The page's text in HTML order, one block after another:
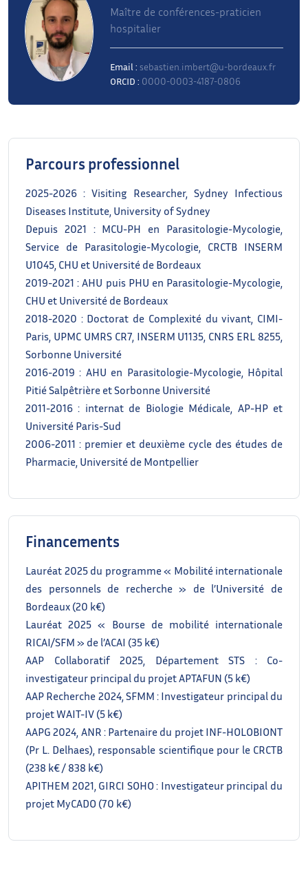
Maître de conférences-praticien
hospitalier
Email : sebastien.imbert@u-bordeaux.fr
ORCID : 0000-0003-4187-0806
Parcours professionnel
2025-2026 : Visiting Researcher, Sydney Infectious
Diseases Institute, University of Sydney
Depuis 2021 : MCU-PH en Parasitologie-Mycologie,
Service de Parasitologie-Mycologie, CRCTB INSERM
U1045, CHU et Université de Bordeaux
2019-2021 : AHU puis PHU en Parasitologie-Mycologie,
CHU et Université de Bordeaux
2018-2020 : Doctorat de Complexité du vivant, CIMI-
Paris, UPMC UMRS CR7, INSERM U1135, CNRS ERL 8255,
Sorbonne Université
2016-2019 : AHU en Parasitologie-Mycologie, Hôpital
Pitié Salpêtrière et Sorbonne Université
2011-2016 : internat de Biologie Médicale, AP-HP et
Université Paris-Sud
2006-2011 : premier et deuxième cycle des études de
Pharmacie, Université de Montpellier
Financements
Lauréat 2025 du programme « Mobilité internationale
des personnels de recherche » de l’Université de
Bordeaux (20 k€)
Lauréat 2025 « Bourse de mobilité internationale
RICAI/SFM » de l’ACAI (35 k€)
AAP Collaboratif 2025, Département STS : Co-
investigateur principal du projet APTAFUN (5 k€)
AAP Recherche 2024, SFMM : Investigateur principal du
projet WAIT-IV (5 k€)
AAPG 2024, ANR : Partenaire du projet INF-HOLOBIONT
(Pr L. Delhaes), responsable scientifique pour le CRCTB
(238 k€ / 838 k€)
APITHEM 2021, GIRCI SOHO : Investigateur principal du
projet MyCADO (70 k€)